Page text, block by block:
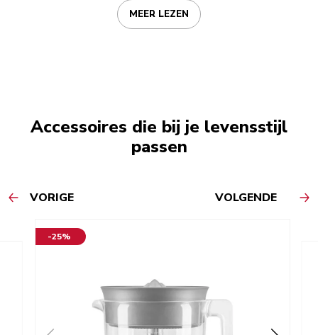
MEER LEZEN
Accessoires die bij je levensstijl
passen
VORIGE VOLGENDE
-25%